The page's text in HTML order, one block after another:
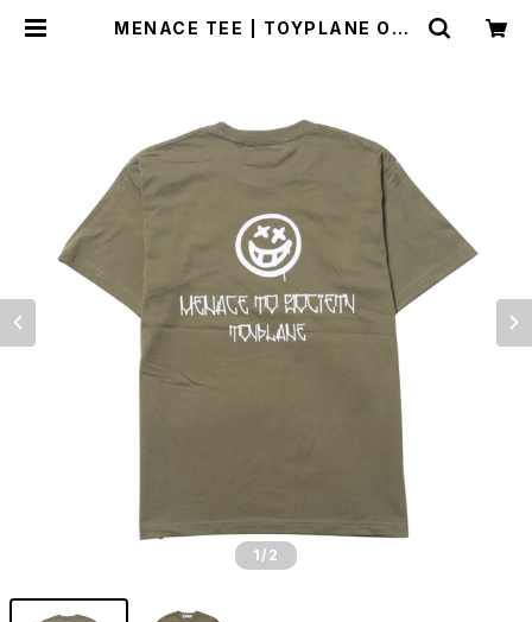
MENACE TEE | TOYPLANE ONL
1 /2